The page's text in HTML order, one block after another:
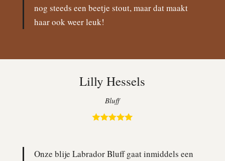
nog steeds een beetje stout, maar dat maakt
haar ook weer leuk!
Lilly Hessels
Bluff
Onze blije Labrador Bluff gaat inmiddels een